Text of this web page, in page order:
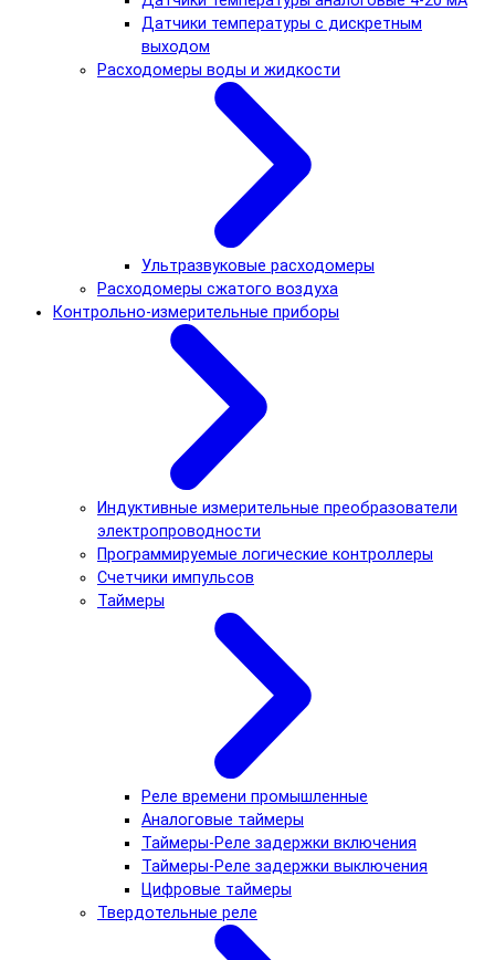
Датчики температуры с дискретным
выходом
Расходомеры воды и жидкости
Ультразвуковые расходомеры
Расходомеры сжатого воздуха
Контрольно-измерительные приборы
Индуктивные измерительные преобразователи
электропроводности
Программируемые логические контроллеры
Счетчики импульсов
Таймеры
Реле времени промышленные
Аналоговые таймеры
Таймеры-Реле задержки включения
Таймеры-Реле задержки выключения
Цифровые таймеры
Твердотельные реле